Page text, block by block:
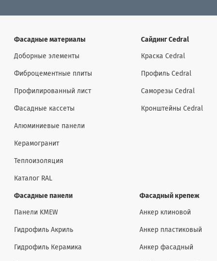
Фасадные материалы
Доборные элементы
Фиброцементные плиты
Профилированный лист
Фасадные кассеты
Алюминиевые панели
Керамогранит
Теплоизоляция
Каталог RAL
Сайдинг Cedral
Краска Cedral
Профиль Cedral
Саморезы Cedral
Кронштейны Cedral
Фасадные панели
Панели KMEW
Гидрофиль Акриль
Гидрофиль Керамика
Фасадный крепеж
Анкер клиновой
Анкер пластиковый
Анкер фасадный